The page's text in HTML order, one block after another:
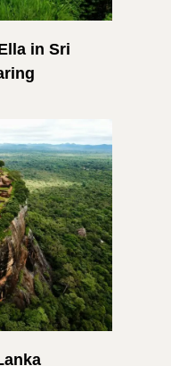
in Sri